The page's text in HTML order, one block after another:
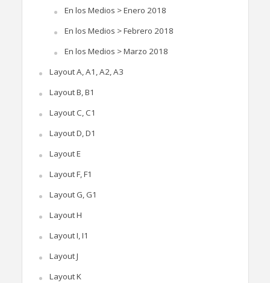
En los Medios > Enero 2018
En los Medios > Febrero 2018
En los Medios > Marzo 2018
Layout A, A1, A2, A3
Layout B, B1
Layout C, C1
Layout D, D1
Layout E
Layout F, F1
Layout G, G1
Layout H
Layout I, I1
Layout J
Layout K